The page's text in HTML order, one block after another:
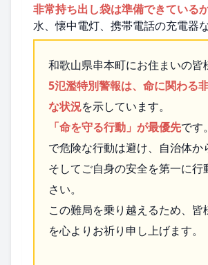
非常持ち出し袋は準備できている
水、懐中電灯、携帯電話の充電器な
和歌山県串本町にお住まいの皆
5氾濫特別警報は、命に関わる
な状況を示しています。
「命を守る行動」が最優先です
で危険な行動は避け、自治体か
そしてご自身の安全を第一に行
さい。
この難局を乗り越えるため、皆
を心よりお祈り申し上げます。